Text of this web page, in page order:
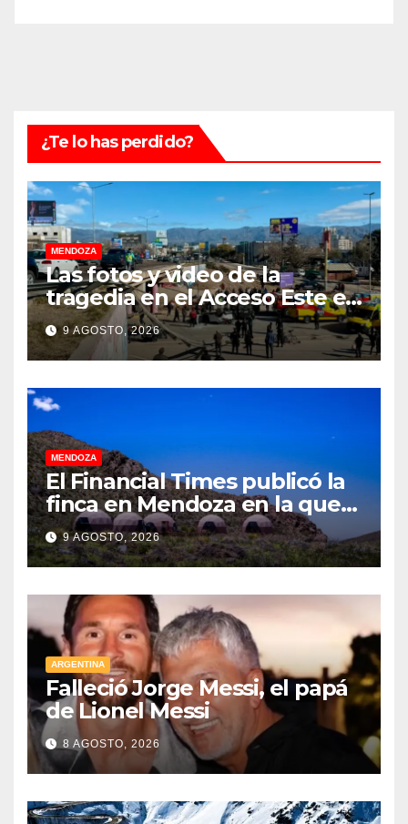
¿Te lo has perdido?
MENDOZA
Las fotos y video de la
tragedia en el Acceso Este en
donde murió un padre de
familia
9 AGOSTO, 2026
MENDOZA
El Financial Times publicó la
finca en Mendoza en la que
CEOs y millonarios de
empresas tecnológicas
planean enfrentar un posible
“apocalipsis” y guerra
nuclear
9 AGOSTO, 2026
ARGENTINA
Falleció Jorge Messi, el papá
de Lionel Messi
8 AGOSTO, 2026